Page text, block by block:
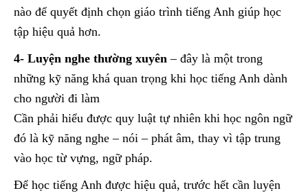
nào để quyết định chọn giáo trình tiếng Anh giúp học
tập hiệu quả hơn.
4- Luyện nghe thường xuyên – đây là một trong
những kỹ năng khá quan trọng khi học tiếng Anh dành
cho người đi làm
Cần phải hiểu được quy luật tự nhiên khi học ngôn ngữ
đó là kỹ năng nghe – nói – phát âm, thay vì tập trung
vào học từ vựng, ngữ pháp.
Để học tiếng Anh được hiệu quả, trước hết cần luyện